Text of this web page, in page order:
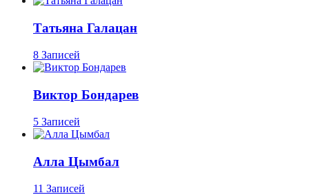
Татьяна Галацан
8 Записей
Виктор Бондарев
5 Записей
Алла Цымбал
11 Записей